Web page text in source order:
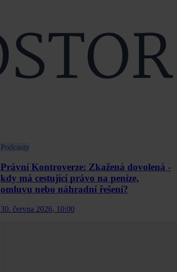
Podcasty
Právní Kontroverze: Zkažená dovolená -
kdy má cestující právo na peníze,
omluvu nebo náhradní řešení?
30. června 2026, 10:00